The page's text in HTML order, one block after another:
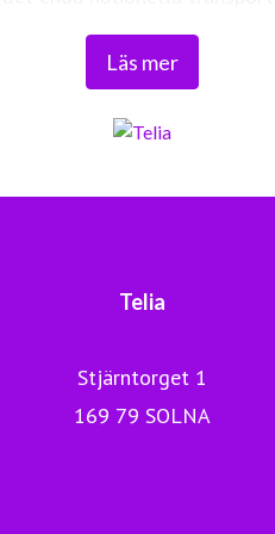
Läs mer
smartare och mer
Telia
Stjärntorget 1
169 79 SOLNA